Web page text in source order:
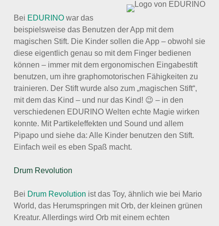
Bei EDURINO war das
beispielsweise das Benutzen der App mit dem
magischen Stift. Die Kinder sollen die App – obwohl sie
diese eigentlich genau so mit dem Finger bedienen
können – immer mit dem ergonomischen Eingabestift
benutzen, um ihre graphomotorischen Fähigkeiten zu
trainieren. Der Stift wurde also zum „magischen Stift“,
mit dem das Kind – und nur das Kind! 😉 – in den
verschiedenen EDURINO Welten echte Magie wirken
konnte. Mit Partikeleffekten und Sound und allem
Pipapo und siehe da: Alle Kinder benutzen den Stift.
Einfach weil es eben Spaß macht.
Drum Revolution
Bei Drum Revolution ist das Toy, ähnlich wie bei Mario
World, das Herumspringen mit Orb, der kleinen grünen
Kreatur. Allerdings wird Orb mit einem echten